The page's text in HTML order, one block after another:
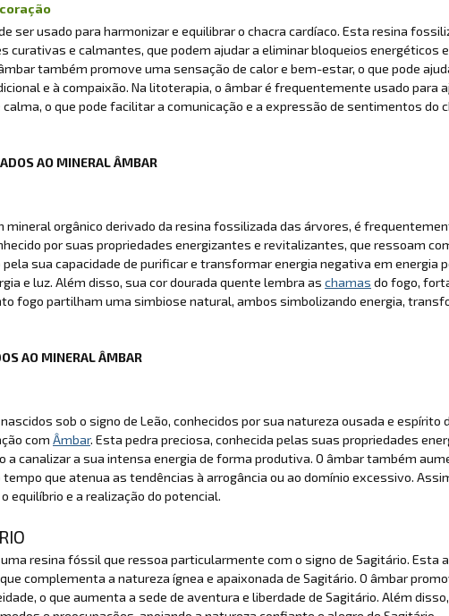
ser usado para harmonizar e equilibrar o chacra cardíaco. Esta resina
curativas e calmantes, que podem ajudar a eliminar bloqueios energéticos
também promove uma sensação de calor e bem-estar, o que pode
e à compaixão. Na litoterapia, o âmbar é frequentemente usado para
o que pode facilitar a comunicação e a expressão de sentimentos do
AO MINERAL ÂMBAR
mineral orgânico derivado da resina fossilizada das árvores, é
por suas propriedades energizantes e revitalizantes, que ressoam
pela sua capacidade de purificar e transformar energia negativa em energia
e luz. Além disso, sua cor dourada quente lembra as chamas do fogo,
fogo partilham uma simbiose natural, ambos simbolizando energia,
AO MINERAL ÂMBAR
sob o signo de Leão, conhecidos por sua natureza ousada e espírito
com Âmbar. Esta pedra preciosa, conhecida pelas suas propriedades
a canalizar a sua intensa energia de forma produtiva. O âmbar também
que atenua as tendências à arrogância ou ao domínio excessivo.
equilíbrio e a realização do potencial.
uma resina fóssil que ressoa particularmente com o signo de Sagitário. Esta
complementa a natureza ígnea e apaixonada de Sagitário. O âmbar
o que aumenta a sede de aventura e liberdade de Sagitário. Além